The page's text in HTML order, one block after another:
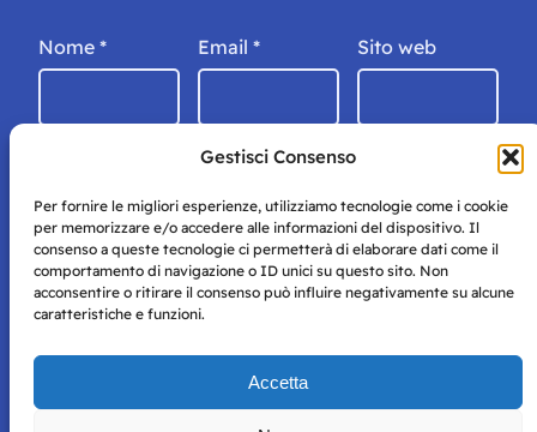
Gestisci Consenso
Per fornire le migliori esperienze, utilizziamo tecnologie come i cookie
per memorizzare e/o accedere alle informazioni del dispositivo. Il
consenso a queste tecnologie ci permetterà di elaborare dati come il
comportamento di navigazione o ID unici su questo sito. Non
acconsentire o ritirare il consenso può influire negativamente su alcune
caratteristiche e funzioni.
Accetta
Nome * Email * Sito web
Storie di Napoli è una testata registrata presso il tribunale di